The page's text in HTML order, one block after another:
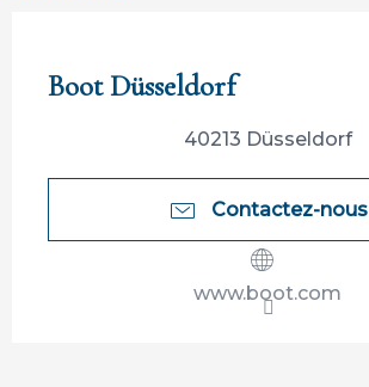
Boot Düsseldorf
40213 Düsseldorf
Contactez-nous
www.boot.com